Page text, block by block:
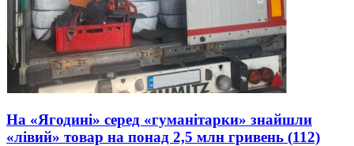
На «Ягодині» серед «гуманітарки» знайшли
«лівий» товар на понад 2,5 млн гривень (112)